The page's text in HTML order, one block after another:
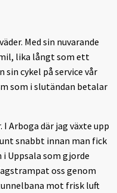
Med sin nuvarande
lika långt som ett
cykel på service vår
som i slutändan betalar
I Arboga där jag växte upp
snabbt innan man fick
Uppsala som gjorde
oss genom
mot frisk luft